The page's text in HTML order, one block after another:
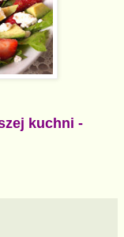
kuchni -